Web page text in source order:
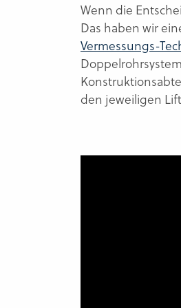
Wenn die
Das haben wir
Vermessungs-
den jeweiligen